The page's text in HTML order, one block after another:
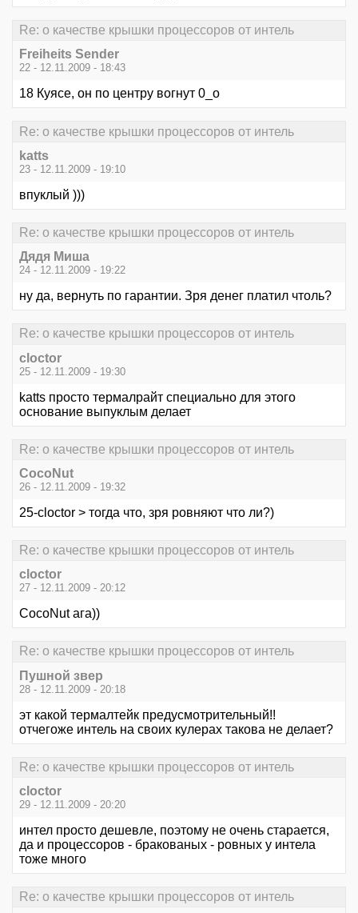
Re: о качестве крышки процессоров от интель
Freiheits Sender
22 - 12.11.2009 - 18:43
18 Куясе, он по центру вогнут 0_о
Re: о качестве крышки процессоров от интель
katts
23 - 12.11.2009 - 19:10
впуклый )))
Re: о качестве крышки процессоров от интель
Дядя Миша
24 - 12.11.2009 - 19:22
ну да, вернуть по гарантии. Зря денег платил чтоль?
Re: о качестве крышки процессоров от интель
cloctor
25 - 12.11.2009 - 19:30
katts просто термалрайт специально для этого
основание выпуклым делает
Re: о качестве крышки процессоров от интель
CocoNut
26 - 12.11.2009 - 19:32
25-cloctor > тогда что, зря ровняют что ли?)
Re: о качестве крышки процессоров от интель
cloctor
27 - 12.11.2009 - 20:12
CocoNut ага))
Re: о качестве крышки процессоров от интель
Пушной звер
28 - 12.11.2009 - 20:18
эт какой термалтейк предусмотрительный!!
отчегоже интель на своих кулерах такова не делает?
Re: о качестве крышки процессоров от интель
cloctor
29 - 12.11.2009 - 20:20
интел просто дешевле, поэтому не очень старается,
да и процессоров - бракованых - ровных у интела
тоже много
Re: о качестве крышки процессоров от интель